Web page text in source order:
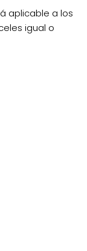
aplicable a los
igual o